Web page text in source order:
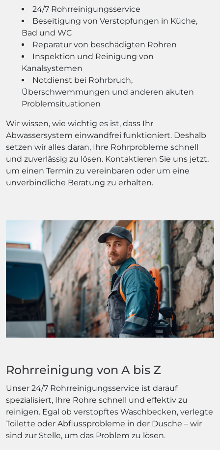
24/7 Rohrreinigungsservice
Beseitigung von Verstopfungen in Küche,
Bad und WC
Reparatur von beschädigten Rohren
Inspektion und Reinigung von
Kanalsystemen
Notdienst bei Rohrbruch,
Überschwemmungen und anderen akuten
Problemsituationen
Wir wissen, wie wichtig es ist, dass Ihr
Abwassersystem einwandfrei funktioniert. Deshalb
setzen wir alles daran, Ihre Rohrprobleme schnell
und zuverlässig zu lösen. Kontaktieren Sie uns jetzt,
um einen Termin zu vereinbaren oder um eine
unverbindliche Beratung zu erhalten.
Rohrreinigung von A bis Z
Unser 24/7 Rohrreinigungsservice ist darauf
spezialisiert, Ihre Rohre schnell und effektiv zu
reinigen. Egal ob verstopftes Waschbecken, verlegte
Toilette oder Abflussprobleme in der Dusche – wir
sind zur Stelle, um das Problem zu lösen.